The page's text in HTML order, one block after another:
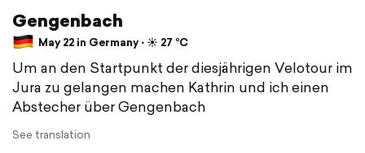
Gengenbach
May 22 in Germany ⋅ ☀️ 27 °C
Um an den Startpunkt der diesjährigen Velotour im
Jura zu gelangen machen Kathrin und ich einen
Abstecher über Gengenbach
See translation